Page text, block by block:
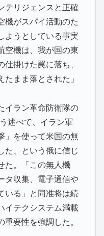
テリジェンスと正確
機がスパイ活動のた
ようとしている事実
空機は、我が国の東
掛けた罠に落ち、
まま落とされた」
イラン革命防衛隊の
述べて、イラン軍
」を使って米国の無
た、という俄に信じ
た。「この無人機
タ収集、電子通信や
いる」と同准将は続
イテクシステム満載
要性を強調した。